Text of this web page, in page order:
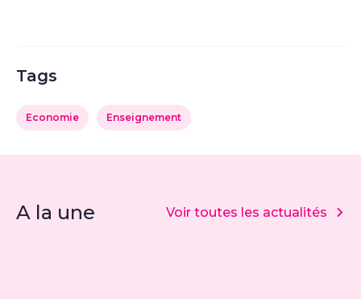
Tags
Economie Enseignement
A la une Voir toutes les actualités